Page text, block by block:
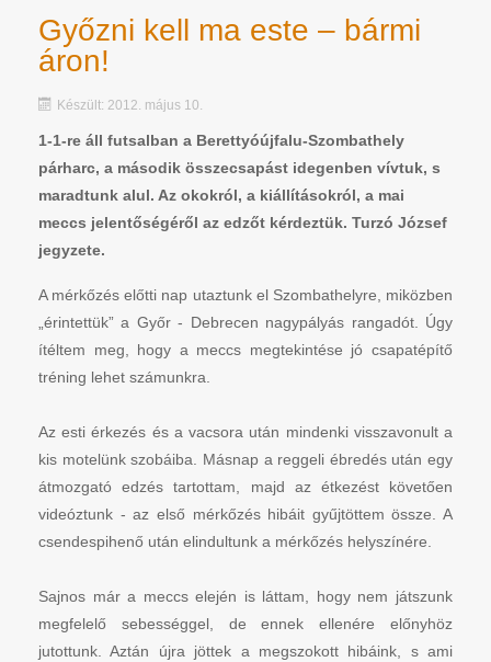
Győzni kell ma este – bármi
áron!
Készült: 2012. május 10.
1-1-re áll futsalban a Berettyóújfalu-Szombathely
párharc, a második összecsapást idegenben vívtuk, s
maradtunk alul. Az okokról, a kiállításokról, a mai
meccs jelentőségéről az edzőt kérdeztük. Turzó József
jegyzete.
A mérkőzés előtti nap utaztunk el Szombathelyre, miközben
„érintettük” a Győr - Debrecen nagypályás rangadót. Úgy
ítéltem meg, hogy a meccs megtekintése jó csapatépítő
tréning lehet számunkra.
Az esti érkezés és a vacsora után mindenki visszavonult a
kis motelünk szobáiba. Másnap a reggeli ébredés után egy
átmozgató edzés tartottam, majd az étkezést követően
videóztunk - az első mérkőzés hibáit gyűjtöttem össze. A
csendespihenő után elindultunk a mérkőzés helyszínére.
Sajnos már a meccs elején is láttam, hogy nem játszunk
megfelelő sebességgel, de ennek ellenére előnyhöz
jutottunk. Aztán újra jöttek a megszokott hibáink, s ami